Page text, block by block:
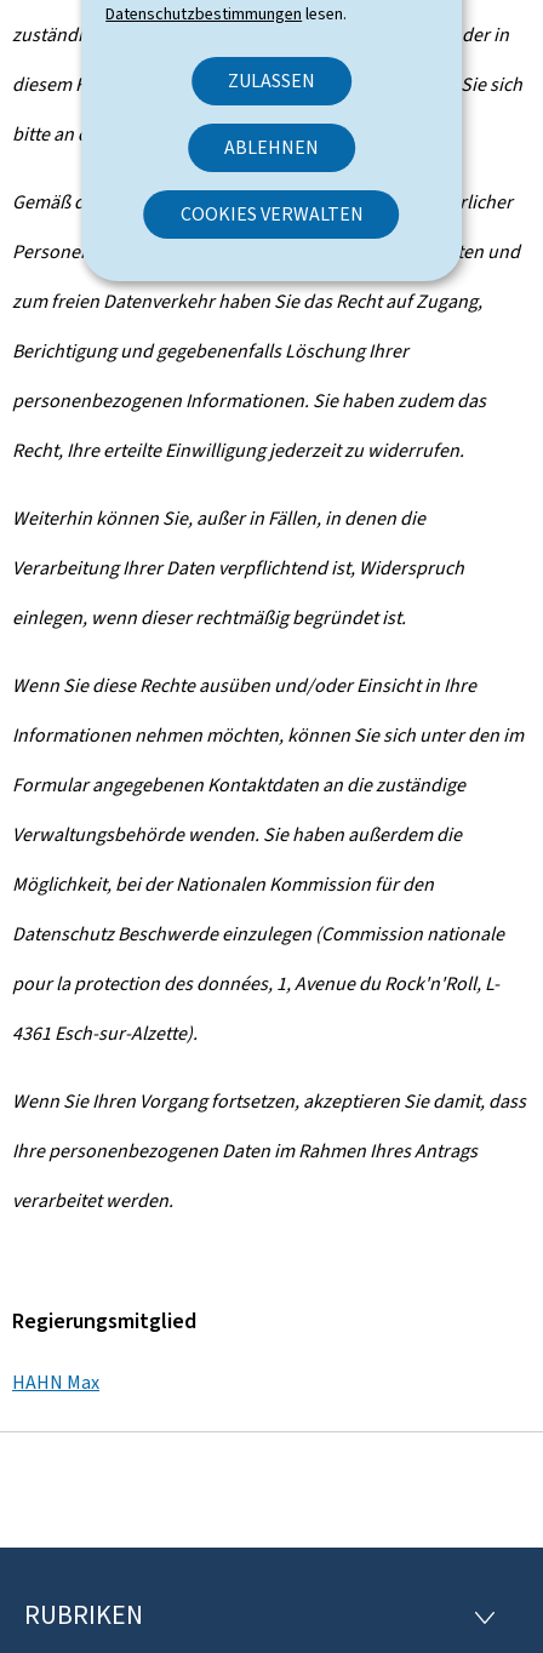
Datenschutzbestimmungen lesen.
ZULASSEN
ABLEHNEN
COOKIES VERWALTEN
zuständigen Verwaltungsbehörden. Um die Empfänger der in
diesem Formular erfassten Daten zu erfahren, wenden Sie sich
bitte an die für Ihren Antrag zuständige Behörde.
Gemäß der Verordnung (EU) 2016/679 zum Schutz natürlicher
Personen bei der Verarbeitung personenbezogener Daten und
zum freien Datenverkehr haben Sie das Recht auf Zugang,
Berichtigung und gegebenenfalls Löschung Ihrer
personenbezogenen Informationen. Sie haben zudem das
Recht, Ihre erteilte Einwilligung jederzeit zu widerrufen.
Weiterhin können Sie, außer in Fällen, in denen die
Verarbeitung Ihrer Daten verpflichtend ist, Widerspruch
einlegen, wenn dieser rechtmäßig begründet ist.
Wenn Sie diese Rechte ausüben und/oder Einsicht in Ihre
Informationen nehmen möchten, können Sie sich unter den im
Formular angegebenen Kontaktdaten an die zuständige
Verwaltungsbehörde wenden. Sie haben außerdem die
Möglichkeit, bei der Nationalen Kommission für den
Datenschutz Beschwerde einzulegen (Commission nationale
pour la protection des données, 1, Avenue du Rock'n'Roll, L-
4361 Esch-sur-Alzette).
Wenn Sie Ihren Vorgang fortsetzen, akzeptieren Sie damit, dass
Ihre personenbezogenen Daten im Rahmen Ihres Antrags
verarbeitet werden.
Regierungsmitglied
HAHN Max
F
RUBRIKEN
R